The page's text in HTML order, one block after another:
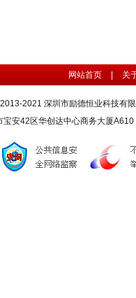
网站首页 关
2021 深圳市励德恒业科技有
宝安42区华创达中心商务大厦